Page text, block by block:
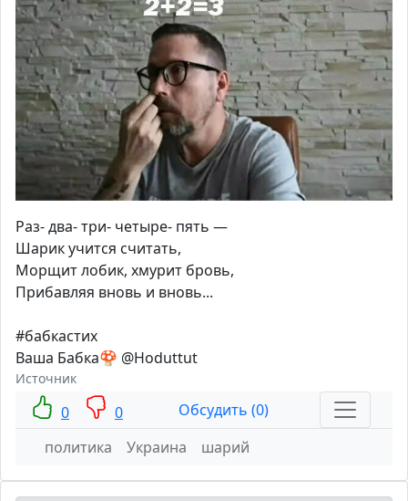
Раз- два- три- четыре- пять —
Шарик учится считать,
Морщит лобик, хмурит бровь,
Прибавляя вновь и вновь...
#бабкастих
Ваша Бабка🍄 @Hoduttut
Источник
0 0
Обсудить (0)
политика
Украина шарий